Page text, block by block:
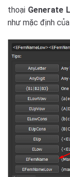
thoại Generate
như mặc định